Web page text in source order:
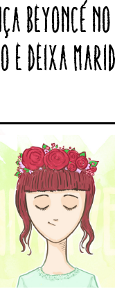
Beyoncé no
e deixa